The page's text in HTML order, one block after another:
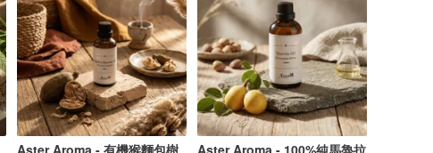
Aster Aroma - 有機猴麵包樹
Aster Aroma - 100%純馬魯拉